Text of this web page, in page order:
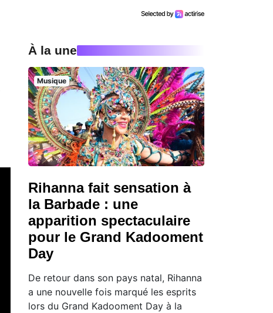
À la une
Musique
Rihanna fait sensation à
la Barbade : une
apparition spectaculaire
pour le Grand Kadooment
Day
De retour dans son pays natal, Rihanna
a une nouvelle fois marqué les esprits
lors du Grand Kadooment Day à la